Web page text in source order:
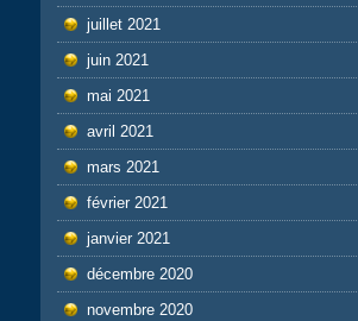
juillet 2021
juin 2021
mai 2021
avril 2021
mars 2021
février 2021
janvier 2021
décembre 2020
novembre 2020